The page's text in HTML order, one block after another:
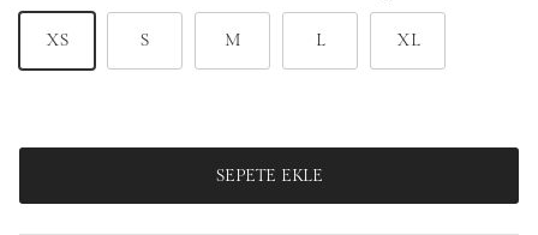
XS S M L XL
SEPETE EKLE